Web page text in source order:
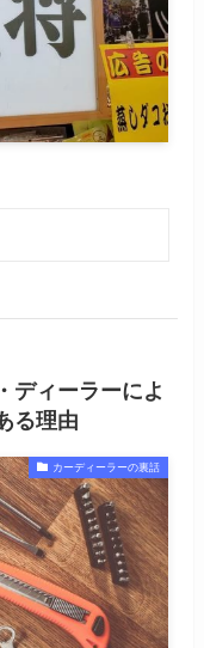
ディーラーによ
る理由
カーディーラーの裏話